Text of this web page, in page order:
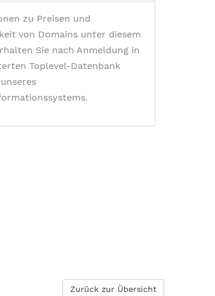
zu Preisen und
von Domains unter diesem
Sie nach Anmeldung in
Toplevel-Datenbank
Zurück zur Übersicht